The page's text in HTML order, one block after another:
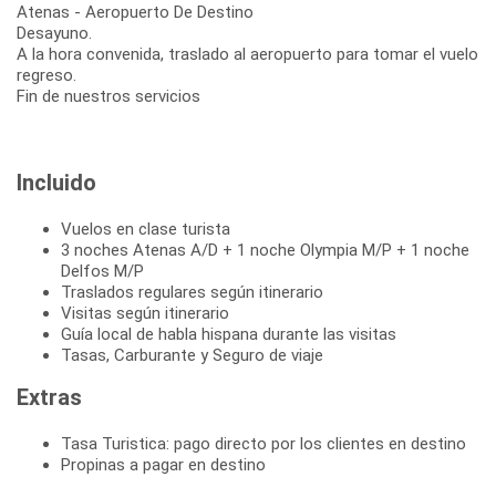
Atenas - Aeropuerto De Destino
Desayuno.
A la hora convenida, traslado al aeropuerto para tomar el vuelo
regreso.
Fin de nuestros servicios
Incluido
Vuelos en clase turista
3 noches Atenas A/D + 1 noche Olympia M/P + 1 noche
Delfos M/P
Traslados regulares según itinerario
Visitas según itinerario
Guía local de habla hispana durante las visitas
Tasas, Carburante y Seguro de viaje
Extras
Tasa Turistica: pago directo por los clientes en destino
Propinas a pagar en destino